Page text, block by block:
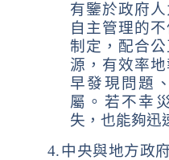
有鑒於政府人
自主管理的
制定，配合
源，有效率
早發現問題
屬。若不幸
失，也能夠迅
4.中央與地方政